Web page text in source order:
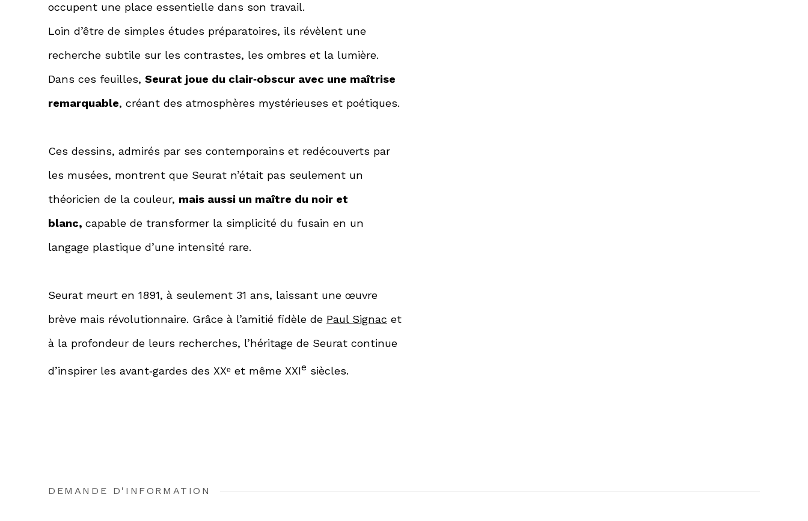
occupent une place essentielle dans son travail.
Loin d’être de simples études préparatoires, ils révèlent une
recherche subtile sur les contrastes, les ombres et la lumière.
Dans ces feuilles, Seurat joue du clair‑obscur avec une maîtrise
remarquable, créant des atmosphères mystérieuses et poétiques.
Ces dessins, admirés par ses contemporains et redécouverts par
les musées, montrent que Seurat n’était pas seulement un
théoricien de la couleur, mais aussi un maître du noir et
blanc, capable de transformer la simplicité du fusain en un
langage plastique d’une intensité rare.
Seurat meurt en 1891, à seulement 31 ans, laissant une œuvre
brève mais révolutionnaire. Grâce à l’amitié fidèle de Paul Signac et
à la profondeur de leurs recherches, l’héritage de Seurat continue
d’inspirer les avant‑gardes des XXᵉ et même XXIe siècles.
DEMANDE D'INFORMATION